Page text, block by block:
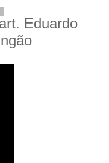
Eduardo